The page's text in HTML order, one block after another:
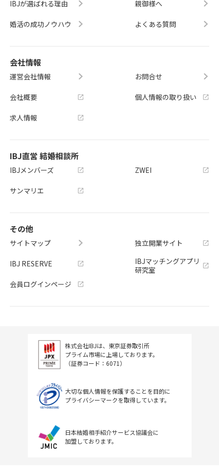
IBJが選ばれる理由
婚活の成功ノウハウ
親御様へ
よくある質問
会社情報
運営会社情報
会社概要
求人情報
お問合せ
個人情報の取り扱い
IBJ直営 結婚相談所
IBJメンバーズ
サンマリエ
ZWEI
その他
サイトマップ
IBJ RESERVE
会員ログインページ
独立開業サイト
IBJマッチングアプリ
研究室
株式会社IBJは、東京証券取引所
プライム市場に上場しております。
（証券コード：6071）
大切な個人情報を保護することを目的に
プライバシーマークを取得しています。
日本結婚相手紹介サービス協議会に
加盟しております。